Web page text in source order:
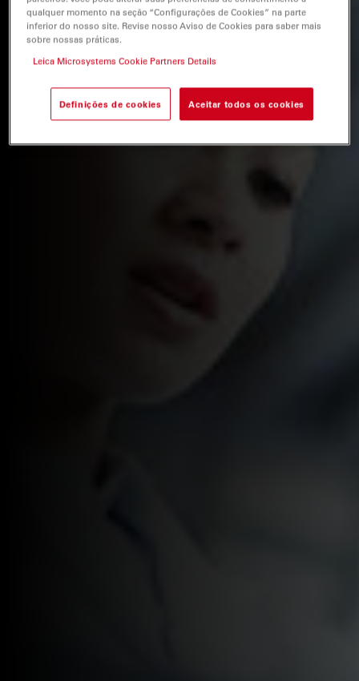
qualquer momento na seção “Configurações de Cookies” na parte
inferior do nosso site. Revise nosso Aviso de Cookies para saber mais
sobre nossas práticas.
Leica Microsystems Cookie Partners Details
Definições de cookies Aceitar todos os cookies